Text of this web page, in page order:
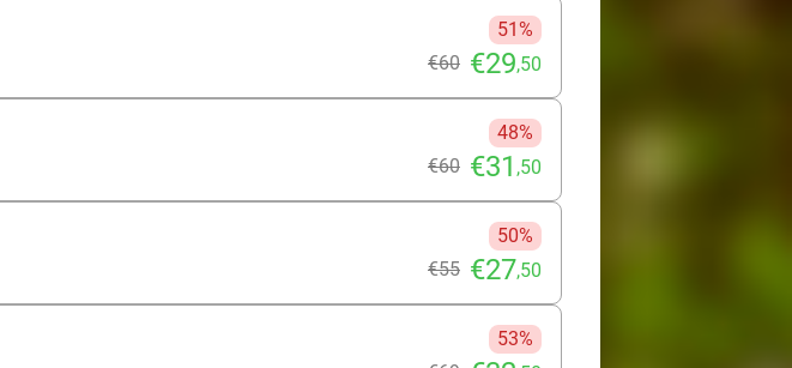
51%
€60 €29,50
48%
€60 €31 ,50
50%
€55 €27,50
53%